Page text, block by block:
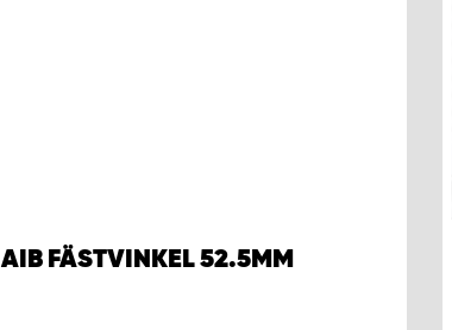
AIB FÄSTVINKEL 52.5MM